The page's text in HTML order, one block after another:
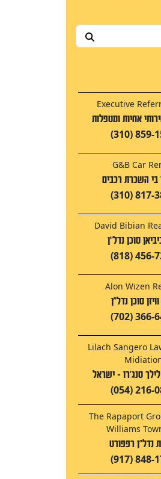
Executive
אחיות ומטפלות
(310) 859-
G&B Car
בי השכרת רכבים
(310) 817-
David Bibian
סוכן נדל"ן
(818) 456-
Alon Wizen
סוכן נדל"ן
(702) 366-
Lilach Sangero
לילך סנג'רו - ישראל
(054) 216-
The Rapaport
Williams
נדל"ן רפפורט
(917) 848-